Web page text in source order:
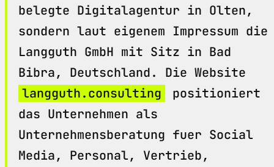
belegte Digitalagentur in Olten,
sondern laut eigenem Impressum die
Langguth GmbH mit Sitz in Bad
Bibra, Deutschland. Die Website
langguth.consulting
positioniert
das Unternehmen als
Unternehmensberatung fuer Social
Media, Personal, Vertrieb,